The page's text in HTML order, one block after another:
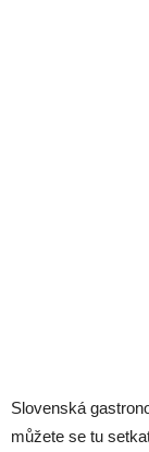
Slovenská
můžete se tu